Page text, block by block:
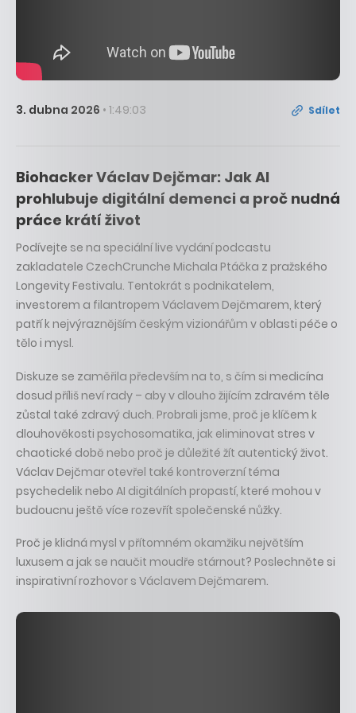
3. dubna 2026 • 1:49:03 Sdílet
Biohacker Václav Dejčmar: Jak AI
prohlubuje digitální demenci a proč nudná
práce krátí život
Podívejte se na speciální live vydání podcastu
zakladatele CzechCrunche Michala Ptáčka z pražského
Longevity Festivalu. Tentokrát s podnikatelem,
investorem a filantropem Václavem Dejčmarem, který
patří k nejvýraznějším českým vizionářům v oblasti péče o
tělo i mysl.
Diskuze se zaměřila především na to, s čím si medicína
dosud příliš neví rady – aby v dlouho žijícím zdravém těle
zůstal také zdravý duch. Probrali jsme, proč je klíčem k
dlouhověkosti psychosomatika, jak eliminovat stres v
chaotické době nebo proč je důležité žít autentický život.
Václav Dejčmar otevřel také kontroverzní téma
psychedelik nebo AI digitálních propastí, které mohou v
budoucnu ještě více rozevřít společenské nůžky.
Proč je klidná mysl v přítomném okamžiku největším
luxusem a jak se naučit moudře stárnout? Poslechněte si
inspirativní rozhovor s Václavem Dejčmarem.